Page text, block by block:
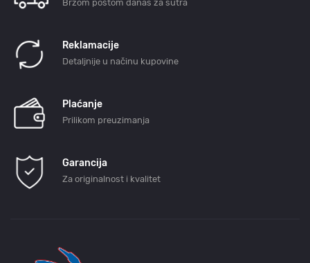
Brzom poštom danas za sutra
Reklamacije
Detaljnije u načinu kupovine
Plaćanje
Prilikom preuzimanja
Garancija
Za originalnost i kvalitet